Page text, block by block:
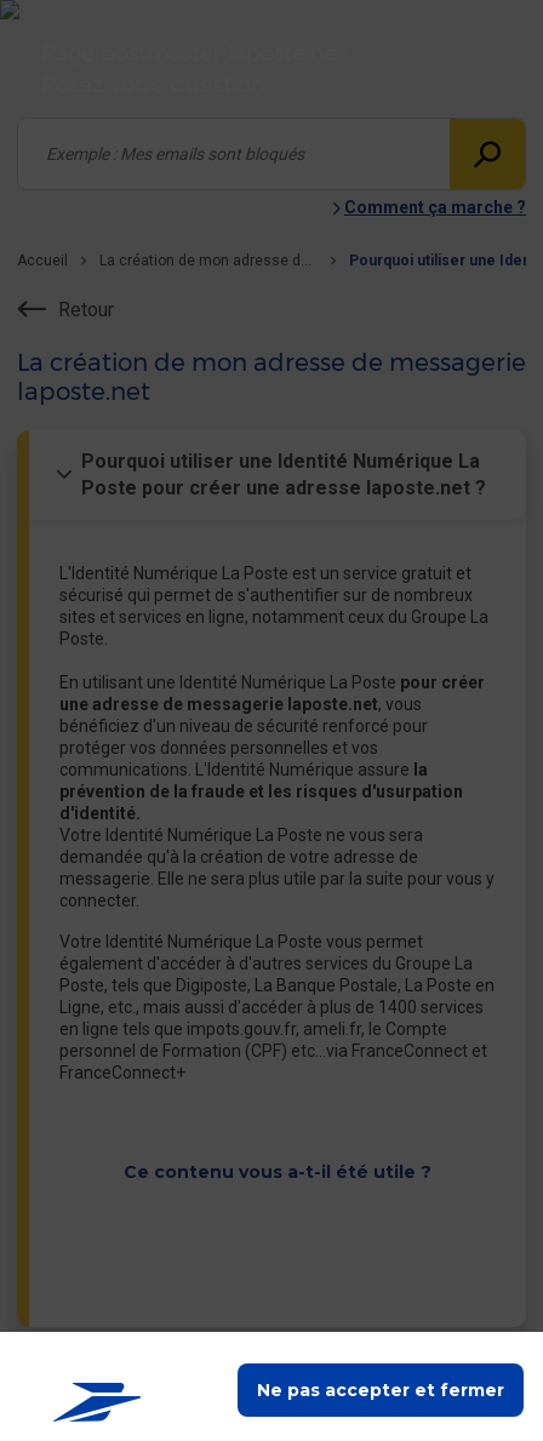
Ne pas accepter et fermer
Comment ça marche ?
Accueil La création de mon adresse de messagerie laposte.net
Retour
La création de mon adresse de messagerie
laposte.net
Pourquoi utiliser une Identité Numérique La
Poste pour créer une adresse laposte.net ?
L'Identité Numérique La Poste est un service gratuit et
sécurisé qui permet de s'authentifier sur de nombreux
sites et services en ligne, notamment ceux du Groupe La
Poste.
En utilisant une Identité Numérique La Poste pour créer
une adresse de messagerie laposte.net, vous
bénéficiez d'un niveau de sécurité renforcé pour
protéger vos données personnelles et vos
communications. L'Identité Numérique assure la
prévention de la fraude et les risques d'usurpation
d'identité.
Votre Identité Numérique La Poste ne vous sera
demandée qu'à la création de votre adresse de
messagerie. Elle ne sera plus utile par la suite pour vous y
connecter.
Votre Identité Numérique La Poste vous permet
également d'accéder à d'autres services du Groupe La
Poste, tels que Digiposte, La Banque Postale, La Poste en
Ligne, etc., mais aussi d'accéder à plus de 1400 services
en ligne tels que impots.gouv.fr, ameli.fr, le Compte
personnel de Formation (CPF) etc…via FranceConnect et
FranceConnect+
Ce contenu vous a-t-il été utile ?
Contacter les autres services du Groupe La